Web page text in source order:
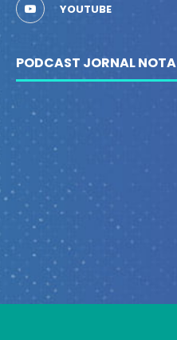
YOUTUBE
PODCAST JORNAL NOTA